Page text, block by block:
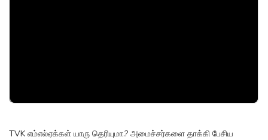
TVK எம்எல்ஏக்கள் யாரு தெரியுமா.? அமைச்சர்களை தாக்கி பேசிய